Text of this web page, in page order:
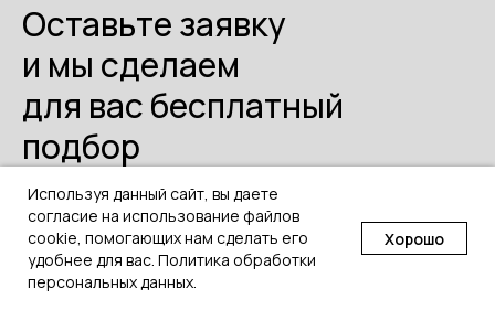
Оставьте заявку
и мы сделаем
для вас бесплатный
подбор
Недвижимости.
Или позвоните по номеру:
Используя данный сайт, вы даете
согласие на использование файлов
cookie, помогающих нам сделать его
удобнее для вас. Политика обработки
персональных данных.
Хорошо